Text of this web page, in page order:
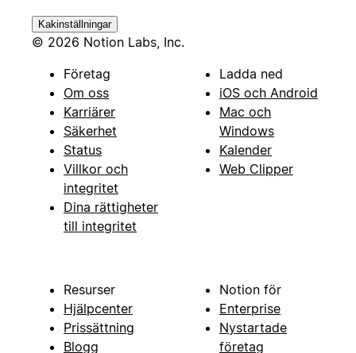
Kakinställningar
© 2026 Notion Labs, Inc.
Företag
Om oss
Karriärer
Säkerhet
Status
Villkor och
integritet
Dina rättigheter
till integritet
Ladda ned
iOS och Android
Mac och
Windows
Kalender
Web Clipper
Resurser
Hjälpcenter
Prissättning
Blogg
Notion för
Enterprise
Nystartade
företag